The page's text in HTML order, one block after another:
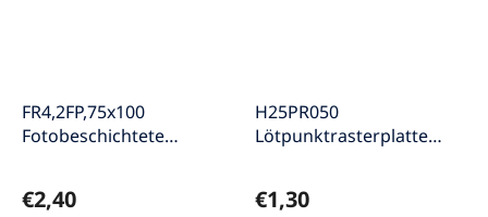
FR4,2FP,75x100
Fotobeschichtete
€2,40
H25PR050
Lötpunktrasterplatte
€1,30